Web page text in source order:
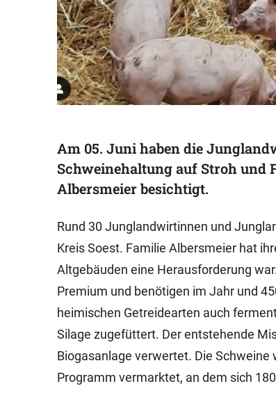
Am 05. Juni haben die
Schweinehaltung auf Stroh und
Albersmeier besichtigt.
Rund 30 Junglandwirtinnen und
Kreis Soest. Familie Albersmeier hat
Altgebäuden eine Herausforderung
Premium und benötigen im Jahr und
heimischen Getreidearten auch
Silage zugefüttert. Der entstehende
Biogasanlage verwertet. Die Schweine
Programm vermarktet, an dem sich